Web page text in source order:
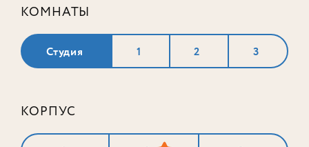
КОМНАТЫ
Студия 1 2 3
КОРПУС